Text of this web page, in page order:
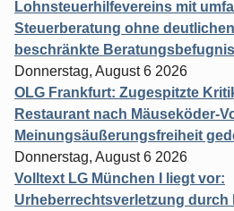
Lohnsteuerhilfevereins mit
Steuerberatung ohne
beschränkte Beratungsbefugnis
Donnerstag, August 6 2026
OLG Frankfurt: Zugespitzte
Restaurant nach Mäuseköder-
Meinungsäußerungsfreiheit
Donnerstag, August 6 2026
Volltext LG München I liegt vor:
Urheberrechtsverletzung durch